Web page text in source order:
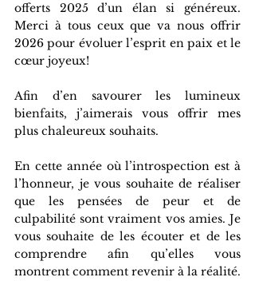
offerts 2025 d’un élan si généreux.
Merci à tous ceux que va nous offrir
2026 pour évoluer l’esprit en paix et le
cœur joyeux!
Afin d’en savourer les lumineux
bienfaits, j’aimerais vous offrir mes
plus chaleureux souhaits.
En cette année où l’introspection est à
l’honneur, je vous souhaite de réaliser
que les pensées de peur et de
culpabilité sont vraiment vos amies. Je
vous souhaite de les écouter et de les
comprendre afin qu’elles vous
montrent comment revenir à la réalité.